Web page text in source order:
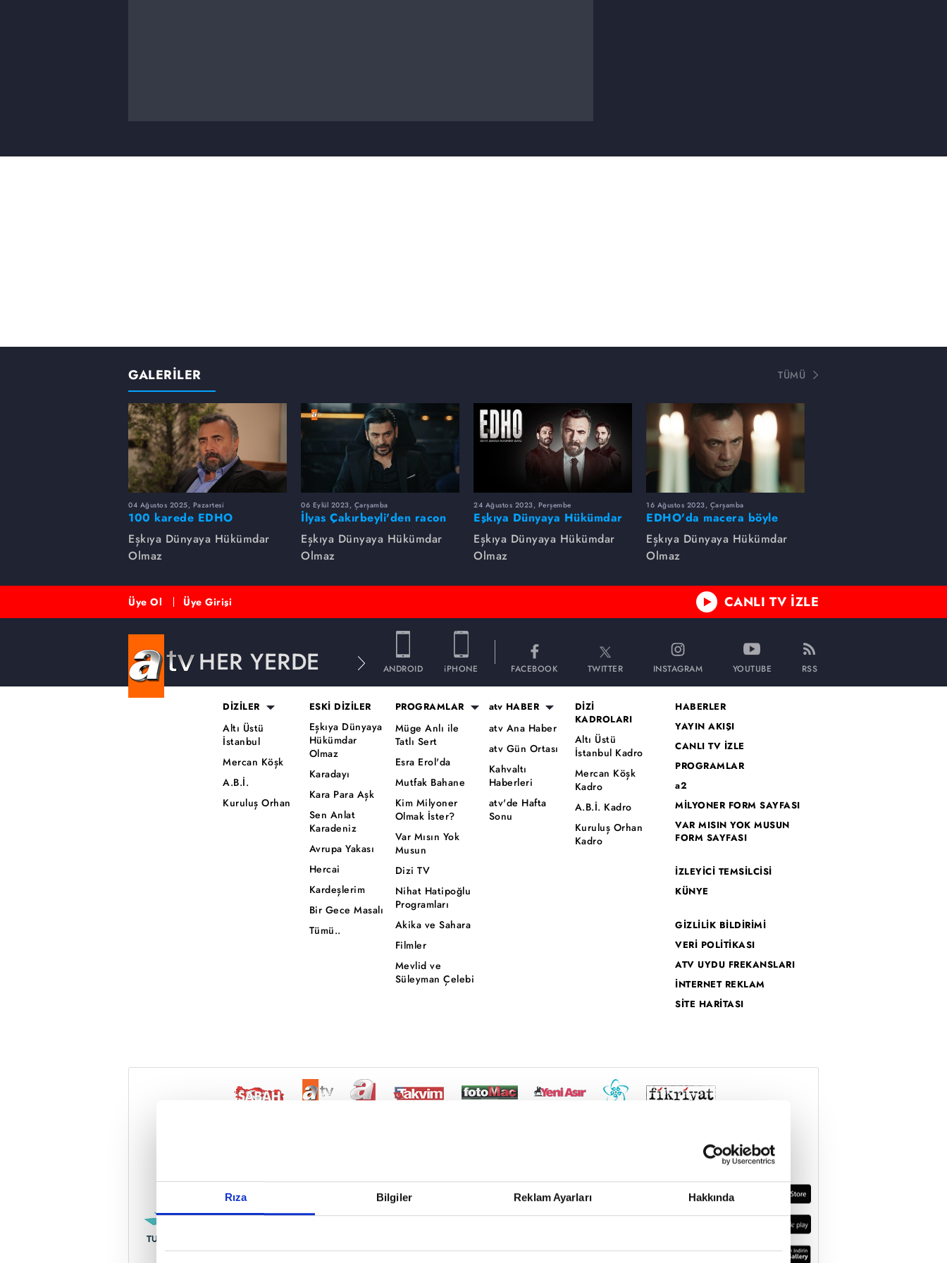
Rıza Bilgiler Reklam Ayarları Hakkında
Reddet
GALERİLER TÜMÜ
04 Ağustos 2025, Pazartesi
100 karede EDHO
Eşkıya Dünyaya Hükümdar
Olmaz
06 Eylül 2023, Çarşamba
İlyas Çakırbeyli'den racon
dersleri!
Eşkıya Dünyaya Hükümdar
Olmaz
24 Ağustos 2023, Perşembe
Eşkıya Dünyaya Hükümdar
Olmaz dizsinin en çok
izlenen sahneleri
Eşkıya Dünyaya Hükümdar
Olmaz
16 Ağustos 2023, Çarşamba
EDHO'da macera böyle
başlamıştı...
Eşkıya Dünyaya Hükümdar
Olmaz
Üye Ol Üye Girişi CANLI TV İZLE
HER YERDE ANDROID iPHONE FACEBOOK TWITTER INSTAGRAM YOUTUBE RSS
DİZİLER
Altı Üstü
İstanbul
Mercan Köşk
A.B.İ.
Kuruluş Orhan
ESKİ DİZİLER
Eşkıya Dünyaya
Hükümdar
Olmaz
Karadayı
Kara Para Aşk
Sen Anlat
Karadeniz
Avrupa Yakası
Hercai
Kardeşlerim
Bir Gece Masalı
Tümü..
PROGRAMLAR
Müge Anlı ile
Tatlı Sert
Esra Erol'da
Mutfak Bahane
Kim Milyoner
Olmak İster?
Var Mısın Yok
Musun
Dizi TV
Nihat Hatipoğlu
Programları
Akika ve Sahara
Filmler
Mevlid ve
Süleyman Çelebi
atv HABER
atv Ana Haber
atv Gün Ortası
Kahvaltı
Haberleri
atv'de Hafta
Sonu
DİZİ
KADROLARI
Altı Üstü
İstanbul Kadro
Mercan Köşk
Kadro
A.B.İ. Kadro
Kuruluş Orhan
Kadro
HABERLER
YAYIN AKIŞI
CANLI TV İZLE
PROGRAMLAR
a2
MİLYONER FORM SAYFASI
VAR MISIN YOK MUSUN
FORM SAYFASI
İZLEYİCİ TEMSİLCİSİ
KÜNYE
GİZLİLİK BİLDİRİMİ
VERİ POLİTİKASI
ATV UYDU FREKANSLARI
İNTERNET REKLAM
SİTE HARİTASI